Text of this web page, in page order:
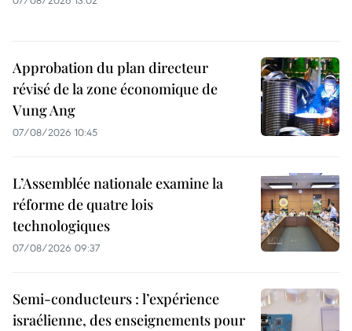
Approbation du plan directeur
révisé de la zone économique de
Vung Ang
07/08/2026 10:45
L’Assemblée nationale examine la
réforme de quatre lois
technologiques
07/08/2026 09:37
Semi-conducteurs : l’expérience
israélienne, des enseignements pour